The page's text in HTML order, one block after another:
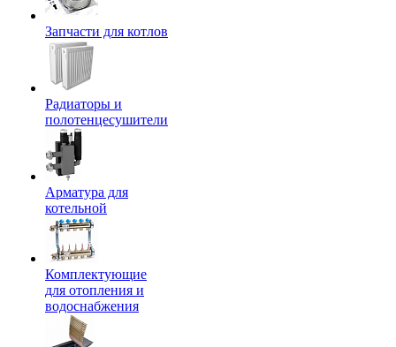
Запчасти для котлов
Радиаторы и
полотенцесушители
Арматура для
котельной
Комплектующие
для отопления и
водоснабжения